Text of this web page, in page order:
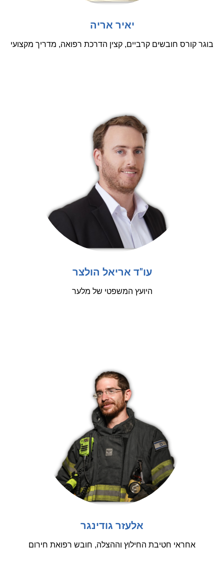
יאיר אריה
בוגר קורס חובשים קרביים, קצין הדרכת רפואה, מדריך מקצועי
עו"ד אריאל הולצר
היועץ המשפטי של מלער
אלעזר גודינגר
אחראי חטיבת החילוץ וההצלה, חובש רפואת חירום